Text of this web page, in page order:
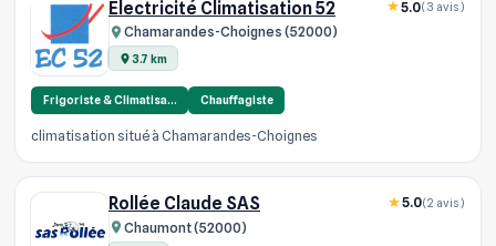
Electricité Climatisation 52
Chamarandes-Choignes (52000)
3.7 km
5.0(3 avis)
Frigoriste & Climatisa… Chauffagiste
climatisation situé à Chamarandes-Choignes
Rollée Claude SAS
Chaumont (52000)
5.0(2 avis)